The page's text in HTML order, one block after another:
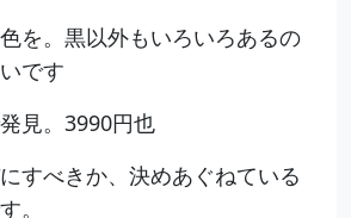
を。黒以外もいろいろあるの
です
見。3990円也
すべきか、決めあぐねている
。